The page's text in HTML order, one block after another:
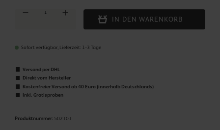
Sofort verfügbar, Lieferzeit: 1-3 Tage
Produkt Anzahl: Gib den gewünschten Wert ein oder benutze die Schaltflächen um die
IN DEN WARENKORB
Versand per DHL
Direkt vom Hersteller
Kostenfreier Versand ab 40 Euro (innerhalb Deutschlands)
Inkl. Gratisproben
Produktnummer: 502101